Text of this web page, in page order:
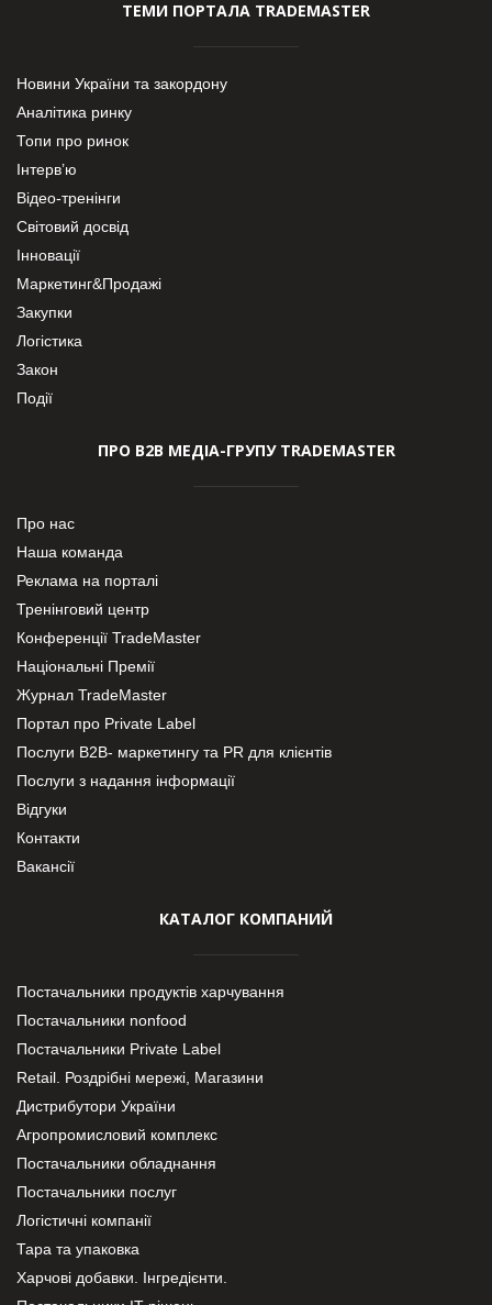
ТЕМИ ПОРТАЛА TRADEMASTER
Новини України та закордону
Аналітика ринку
Топи про ринок
Інтерв’ю
Відео-тренінги
Світовий досвід
Інновації
Маркетинг&Продажі
Закупки
Логістика
Закон
Події
ПРО В2В МЕДІА-ГРУПУ TRADEMASTER
Про нас
Наша команда
Реклама на порталі
Тренінговий центр
Конференції TradeMaster
Національні Премії
Журнал TradeMaster
Портал про Private Label
Послуги В2В- маркетингу та PR для клієнтів
Послуги з надання інформації
Відгуки
Контакти
Вакансії
КАТАЛОГ КОМПАНИЙ
Постачальники продуктів харчування
Постачальники nonfood
Постачальники Private Label
Retail. Роздрібні мережі, Магазини
Дистрибутори України
Агропромисловий комплекс
Постачальники обладнання
Постачальники послуг
Логістичні компанії
Тара та упаковка
Харчові добавки. Інгредієнти.